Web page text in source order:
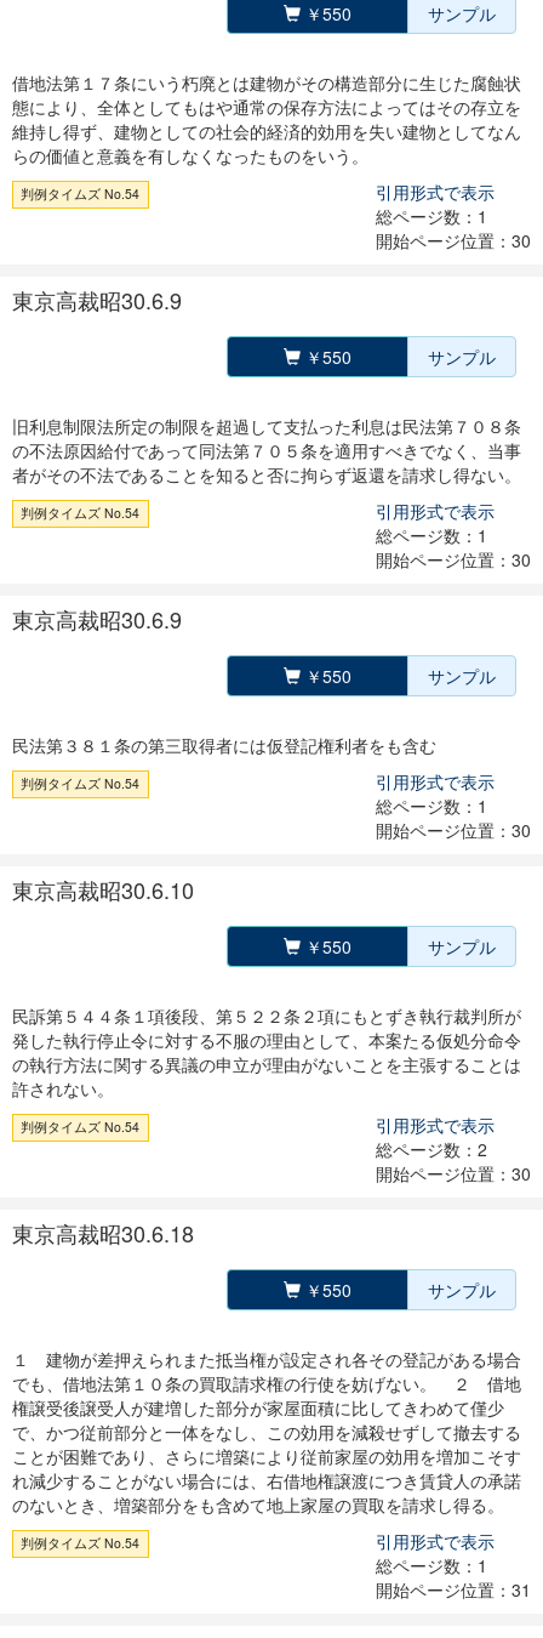
￥550 サンプル
借地法第１７条にいう朽廃とは建物がその構造部分に生じた腐蝕状
態により、全体としてもはや通常の保存方法によってはその存立を
維持し得ず、建物としての社会的経済的効用を失い建物としてなん
らの価値と意義を有しなくなったものをいう。
判例タイムズ No.54
引用形式で表示
総ページ数：1
開始ページ位置：30
東京高裁昭30.6.9
￥550 サンプル
旧利息制限法所定の制限を超過して支払った利息は民法第７０８条
の不法原因給付であって同法第７０５条を適用すべきでなく、当事
者がその不法であることを知ると否に拘らず返還を請求し得ない。
判例タイムズ No.54
引用形式で表示
総ページ数：1
開始ページ位置：30
東京高裁昭30.6.9
￥550 サンプル
民法第３８１条の第三取得者には仮登記権利者をも含む
判例タイムズ No.54
引用形式で表示
総ページ数：1
開始ページ位置：30
東京高裁昭30.6.10
￥550 サンプル
民訴第５４４条１項後段、第５２２条２項にもとずき執行裁判所が
発した執行停止令に対する不服の理由として、本案たる仮処分命令
の執行方法に関する異議の申立が理由がないことを主張することは
許されない。
判例タイムズ No.54
引用形式で表示
総ページ数：2
開始ページ位置：30
東京高裁昭30.6.18
￥550 サンプル
１ 建物が差押えられまた抵当権が設定され各その登記がある場合
でも、借地法第１０条の買取請求権の行使を妨げない。 ２ 借地
権譲受後譲受人が建増した部分が家屋面積に比してきわめて僅少
で、かつ従前部分と一体をなし、この効用を減殺せずして撤去する
ことが困難であり、さらに増築により従前家屋の効用を増加こそす
れ減少することがない場合には、右借地権譲渡につき賃貸人の承諾
のないとき、増築部分をも含めて地上家屋の買取を請求し得る。
判例タイムズ No.54
引用形式で表示
総ページ数：1
開始ページ位置：31